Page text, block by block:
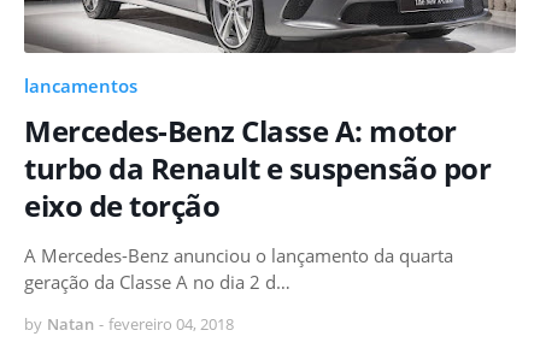
lancamentos
Mercedes-Benz Classe A: motor
turbo da Renault e suspensão por
eixo de torção
A Mercedes-Benz anunciou o lançamento da quarta
geração da Classe A no dia 2 d…
by Natan - fevereiro 04, 2018